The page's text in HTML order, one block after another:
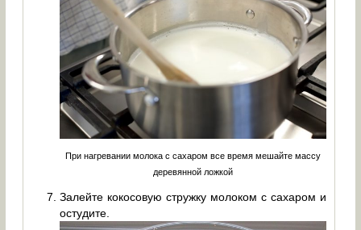
При нагревании молока с сахаром все время мешайте массу
деревянной ложкой
Залейте кокосовую стружку молоком с сахаром и
остудите.